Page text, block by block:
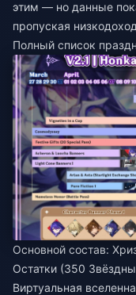
этим — но данные
пропуская
Полный список
Основной состав:
Остатки (350
Виртуальная